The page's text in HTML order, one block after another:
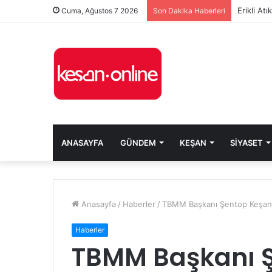
Cuma, Ağustos 7 2026 Son Dakika Haberleri Erikli
ANASAYFA GÜNDEM KEŞAN SIYASET
Anasayfa / Haberler / TBMM Başkanı Şentop
Haberler
TBMM Başkanı